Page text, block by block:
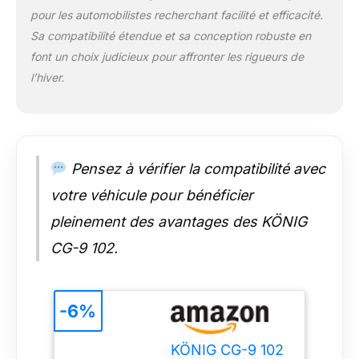
certifiée conforme
aux dernières normes
Ö-Norm V5117 et EN
Le produit et son
emballage portent les
par la législation en
215/65-16, 225/60-
16, 205/65-17,
235/50-17, 245/45-
17, 255/40-17,
pour les automobilistes recherchant facilité et efficacité.
Sa compatibilité étendue et sa conception robuste en
font un choix judicieux pour affronter les rigueurs de
l’hiver.
Pensez à vérifier la compatibilité avec
votre véhicule pour bénéficier
pleinement des avantages des KÖNIG
CG-9 102.
KÖNIG CG-9 102
-6%